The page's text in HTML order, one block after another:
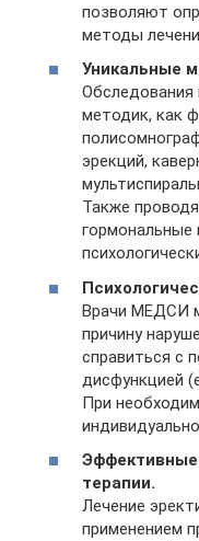
позволяют
методы
Уникальные
Обследования
методик, как
эрекций,
Также
гормональные
Врачи МЕДСИ
причину
справиться с
дисфункцией
При
терапии.
Лечение
применением